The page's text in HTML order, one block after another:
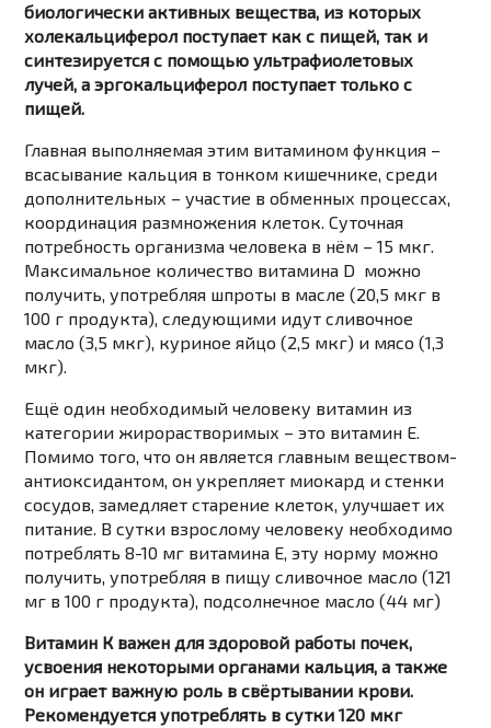
биологически активных вещества, из которых
холекальциферол поступает как с пищей, так и
синтезируется с помощью ультрафиолетовых
лучей, а эргокальциферол поступает только с
пищей.
Главная выполняемая этим витамином функция –
всасывание кальция в тонком кишечнике, среди
дополнительных – участие в обменных процессах,
координация размножения клеток. Суточная
потребность организма человека в нём – 15 мкг.
Максимальное количество витамина D можно
получить, употребляя шпроты в масле (20,5 мкг в
100 г продукта), следующими идут сливочное
масло (3,5 мкг), куриное яйцо (2,5 мкг) и мясо (1,3
мкг).
Ещё один необходимый человеку витамин из
категории жирорастворимых – это витамин Е.
Помимо того, что он является главным веществом-
антиоксидантом, он укрепляет миокард и стенки
сосудов, замедляет старение клеток, улучшает их
питание. В сутки взрослому человеку необходимо
потреблять 8-10 мг витамина Е, эту норму можно
получить, употребляя в пищу сливочное масло (121
мг в 100 г продукта), подсолнечное масло (44 мг)
Витамин К важен для здоровой работы почек,
усвоения некоторыми органами кальция, а также
он играет важную роль в свёртывании крови.
Рекомендуется употреблять в сутки 120 мкг